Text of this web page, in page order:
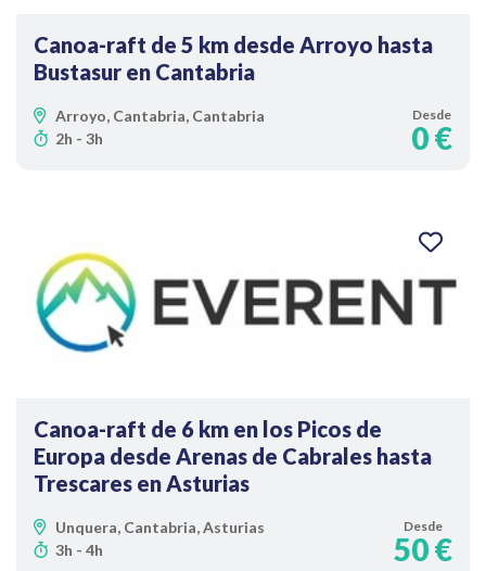
Canoa-raft de 5 km desde Arroyo hasta
Bustasur en Cantabria
Arroyo, Cantabria, Cantabria
2h - 3h
Desde
0 €
Canoa-raft de 6 km en los Picos de
Europa desde Arenas de Cabrales hasta
Trescares en Asturias
Unquera, Cantabria, Asturias
3h - 4h
Desde
50 €